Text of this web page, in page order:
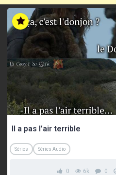
Il a pas l’air terrible
Séries Séries Audio
0 6k 0